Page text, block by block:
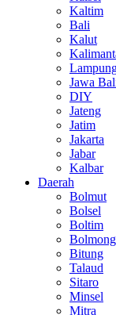
Kaltim
Bali
Kalut
Jawa
DIY
Jateng
Jatim
Jakarta
Jabar
Kalbar
Daerah
Bolmut
Bolsel
Boltim
Bolmong
Bitung
Talaud
Sitaro
Minsel
Mitra